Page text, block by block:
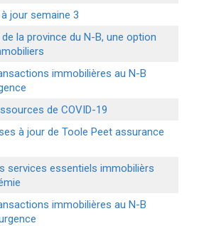
jour semaine 3
la province du N-B, une option
immobilières au N-B
de COVID-19
à jour de Toole Peet assurance
services essentiels immobilièrs
immobilières au N-B